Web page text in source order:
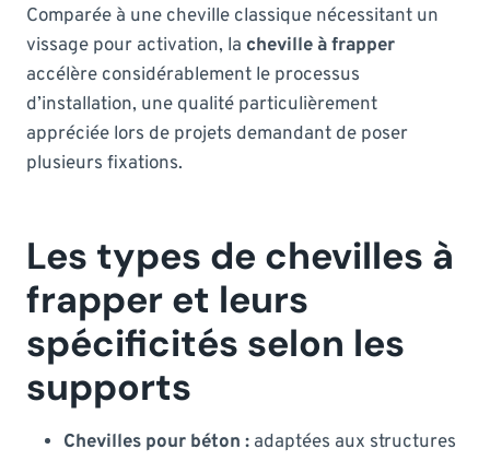
Comparée à une cheville classique nécessitant un
vissage pour activation, la cheville à frapper
accélère considérablement le processus
d’installation, une qualité particulièrement
appréciée lors de projets demandant de poser
plusieurs fixations.
Les types de chevilles à
frapper et leurs
spécificités selon les
supports
Chevilles pour béton : adaptées aux structures